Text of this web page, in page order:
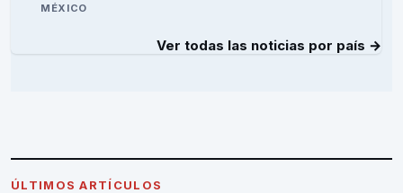
MÉXICO
Ver todas las noticias por país →
ÚLTIMOS ARTÍCULOS